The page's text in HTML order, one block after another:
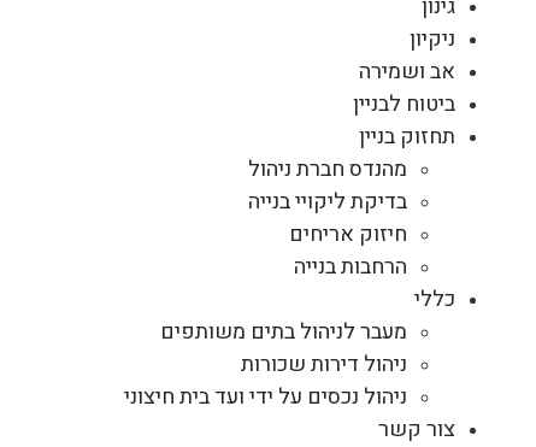
ניקיון
אב ושמירה
ביטוח לבניין
תחזוק בניין
מהנדס חברת ניהול
בדיקת ליקויי בנייה
חיזוק אריחים
הרחבות בנייה
כללי
מעבר לניהול בתים משותפים
ניהול דירות שכורות
ניהול נכסים על ידי ועד בית חיצוני
צור קשר